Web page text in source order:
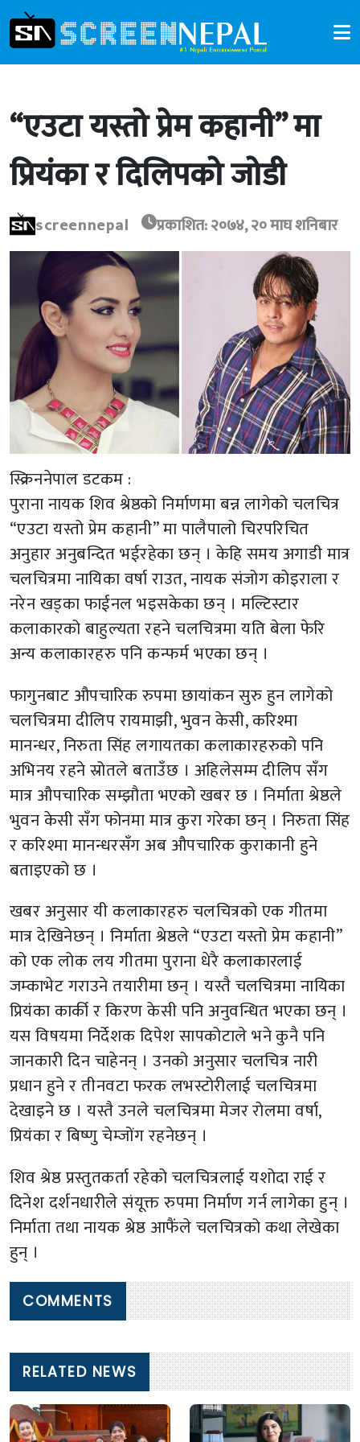
“एउटा यस्तो प्रेम कहानी” मा
प्रियंका र दिलिपको जोडी
screennepal प्रकाशित: २०७४, २० माघ शनिबार
स्क्रिननेपाल डटकम :
पुराना नायक शिव श्रेष्ठको निर्माणमा बन्न लागेको चलचित्र
“एउटा यस्तो प्रेम कहानी” मा पालैपालो चिरपरिचित
अनुहार अनुबन्दित भईरहेका छन् । केहि समय अगाडी मात्र
चलचित्रमा नायिका वर्षा राउत, नायक संजोग कोइराला र
नरेन खड्का फाईनल भइसकेका छन् । मल्टिस्टार
कलाकारको बाहुल्यता रहने चलचित्रमा यति बेला फेरि
अन्य कलाकारहरु पनि कन्फर्म भएका छन् ।
फागुनबाट औपचारिक रुपमा छायांकन सुरु हुन लागेको
चलचित्रमा दीलिप रायमाझी, भुवन केसी, करिश्मा
मानन्धर, निरुता सिंह लगायतका कलाकारहरुको पनि
अभिनय रहने स्रोतले बताउँछ । अहिलेसम्म दीलिप सँग
मात्र औपचारिक सम्झौता भएको खबर छ । निर्माता श्रेष्ठले
भुवन केसी सँग फोनमा मात्र कुरा गरेका छन् । निरुता सिंह
र करिश्मा मानन्धरसँग अब औपचारिक कुराकानी हुने
बताइएको छ ।
खबर अनुसार यी कलाकारहरु चलचित्रको एक गीतमा
मात्र देखिनेछन् । निर्माता श्रेष्ठले “एउटा यस्तो प्रेम कहानी”
को एक लोक लय गीतमा पुराना धेरै कलाकारलाई
जम्काभेट गराउने तयारीमा छन् । यस्तै चलचित्रमा नायिका
प्रियंका कार्की र किरण केसी पनि अनुवन्धित भएका छन् ।
यस विषयमा निर्देशक दिपेश सापकोटाले भने कुनै पनि
जानकारी दिन चाहेनन् । उनको अनुसार चलचित्र नारी
प्रधान हुने र तीनवटा फरक लभस्टोरीलाई चलचित्रमा
देखाइने छ । यस्तै उनले चलचित्रमा मेजर रोलमा वर्षा,
प्रियंका र बिष्णु चेम्जोंग रहनेछन् ।
शिव श्रेष्ठ प्रस्तुतकर्ता रहेको चलचित्रलाई यशोदा राई र
दिनेश दर्शनधारीले संयूक्त रुपमा निर्माण गर्न लागेका हुन् ।
निर्माता तथा नायक श्रेष्ठ आफैंले चलचित्रको कथा लेखेका
हुन् ।
COMMENTS
RELATED NEWS